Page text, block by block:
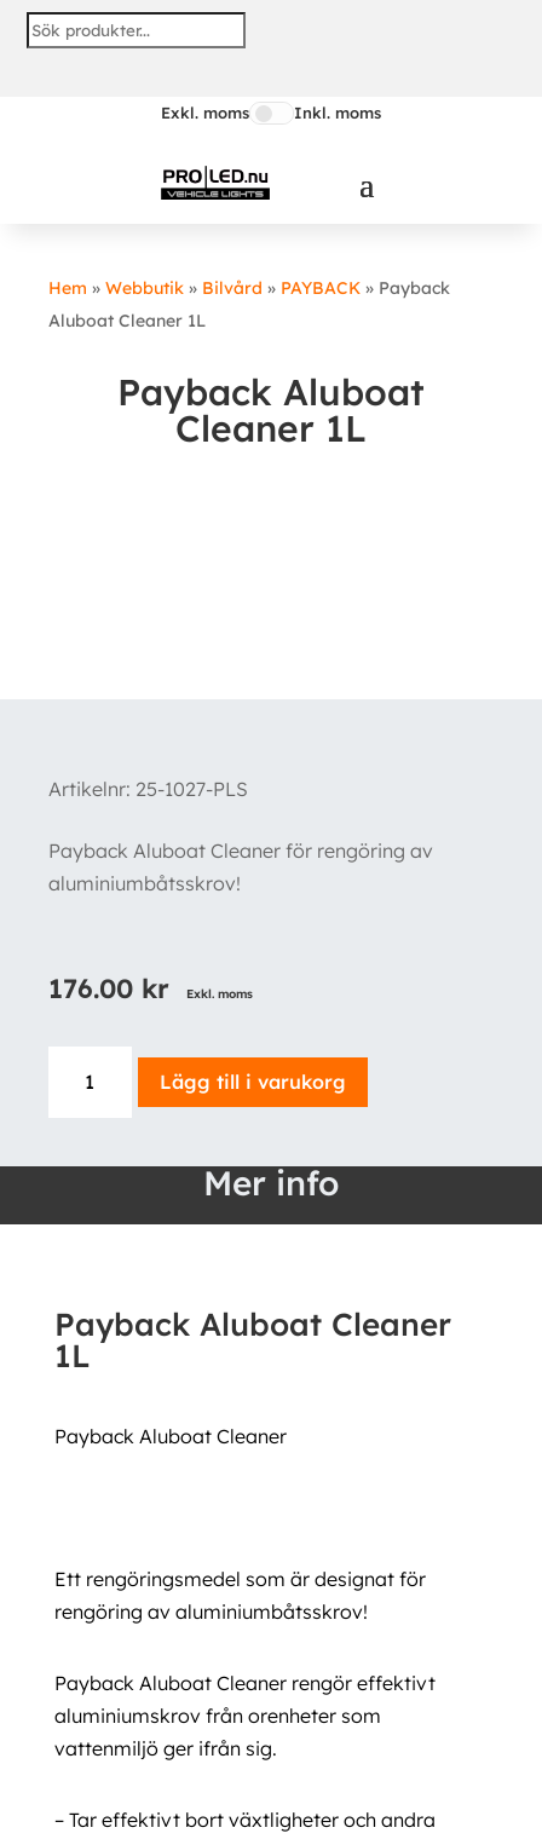
Exkl. moms Inkl. moms
Hem » Webbutik » Bilvård » PAYBACK » Payback
Aluboat Cleaner 1L
Payback Aluboat
Cleaner 1L
Artikelnr: 25-1027-PLS
Payback Aluboat Cleaner för rengöring av
aluminiumbåtsskrov!
176.00 kr Exkl. moms
Aluboat
Lägg till i varukorg
Mer info
Payback Aluboat Cleaner
1L
Payback Aluboat Cleaner
Ett rengöringsmedel som är designat för
rengöring av aluminiumbåtsskrov!
Payback Aluboat Cleaner rengör effektivt
aluminiumskrov från orenheter som
vattenmiljö ger ifrån sig.
– Tar effektivt bort växtligheter och andra